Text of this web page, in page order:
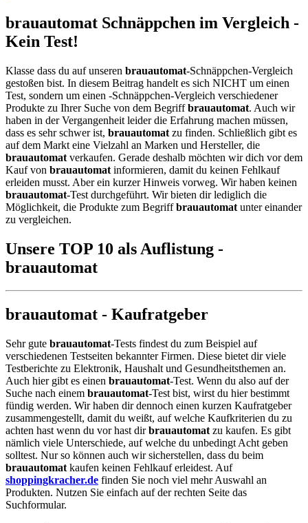
brauautomat Schnäppchen im Vergleich -
Kein Test!
Klasse dass du auf unseren brauautomat-Schnäppchen-Vergleich
gestoßen bist. In diesem Beitrag handelt es sich NICHT um einen
Test, sondern um einen -Schnäppchen-Vergleich verschiedener
Produkte zu Ihrer Suche von dem Begriffbrauautomat. Auch wir
haben in der Vergangenheit leider die Erfahrung machen müssen,
dass es sehr schwer ist, brauautomat zu finden. Schließlich gibt es
auf dem Markt eine Vielzahl an Marken und Hersteller, die
brauautomat verkaufen. Gerade deshalb möchten wir dich vor dem
Kauf von brauautomat informieren, damit du keinen Fehlkauf
erleiden musst. Aber ein kurzer Hinweis vorweg. Wir haben keinen
brauautomat-Test durchgeführt. Wir bieten dir lediglich die
Möglichkeit, die Produkte zum Begriffbrauautomat unter einander
zu vergleichen.
Unsere TOP 10 als Auflistung -
brauautomat
brauautomat - Kaufratgeber
Sehr gute brauautomat-Tests findest du zum Beispiel auf
verschiedenen Testseiten bekannter Firmen. Diese bietet dir viele
Testberichte zu Elektronik, Haushalt und Gesundheitsthemen an.
Auch hier gibt es einen brauautomat-Test. Wenn du also auf der
Suche nach einem brauautomat-Test bist, wirst du hier bestimmt
fündig werden. Wir haben dir dennoch einen kurzen Kaufratgeber
zusammengestellt, damit du weißt, auf welche Kaufkriterien du zu
achten hast wenn du vor hast dirbrauautomat zu kaufen. Es gibt
nämlich viele Unterschiede, auf welche du unbedingt Acht geben
solltest. Nur so können auch wir sicherstellen, dass du beim
brauautomat kaufen keinen Fehlkauf erleidest. Auf
shoppingkracher.de finden Sie noch viel mehr Auswahl an
Produkten. Nutzen Sie einfach auf der rechten Seite das
Suchformular.